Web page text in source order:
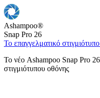
Ashampoo®
Snap Pro 26
Το επαγγελματικό
Το νέο Ashampoo Snap Pro
στιγμιότυπου οθόνης